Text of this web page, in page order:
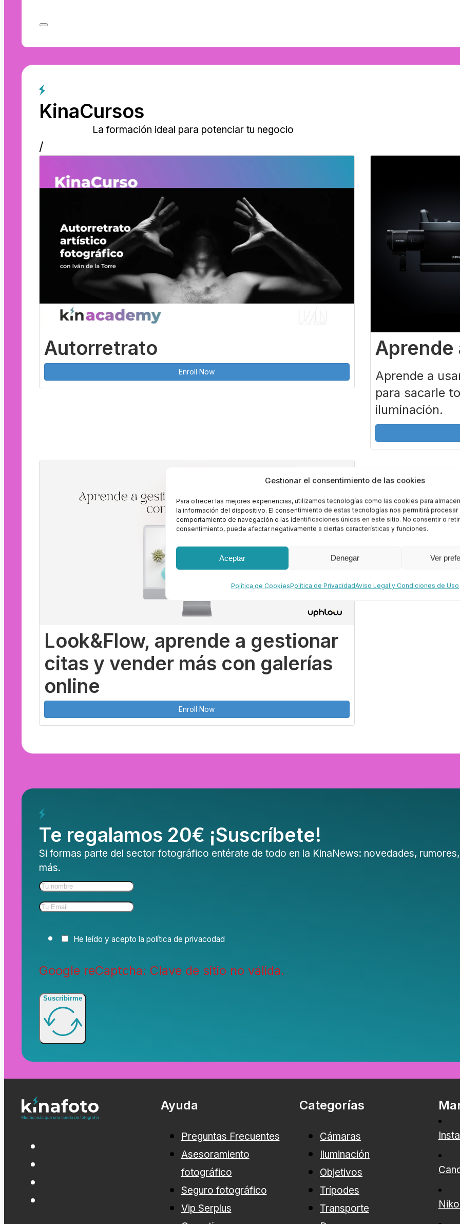
Gestionar el consentimiento de las cookies
Para ofrecer las mejores experiencias, utilizamos tecnologías como las cookies para
la información del dispositivo. El consentimiento de estas tecnologías nos permitirá procesar
comportamiento de navegación o las identificaciones únicas en este sitio. No consentir o
consentimiento, puede afectar negativamente a ciertas características y funciones.
Aceptar Denegar Ver
Política de CookiesPolítica de PrivacidadAviso Legal y Condiciones de Uso
KinaCursos
La formación ideal para potenciar tu negocio
/
Autorretrato
Enroll Now
Aprende
Aprende a
para sacarle
iluminación.
Look&Flow, aprende a gestionar
citas y vender más con galerías
online
Enroll Now
Te regalamos 20€ ¡Suscríbete!
Si formas parte del sector fotográfico entérate de todo en la KinaNews: novedades,
más.
He leído y acepto la política de privacodad
Google reCaptcha: Clave de sitio no válida.
Suscribirme
Ayuda
Preguntas Frecuentes
Asesoramiento
fotográfico
Seguro fotográfico
Vip Serplus
Categorías
Cámaras
Iluminación
Objetivos
Trípodes
Transporte